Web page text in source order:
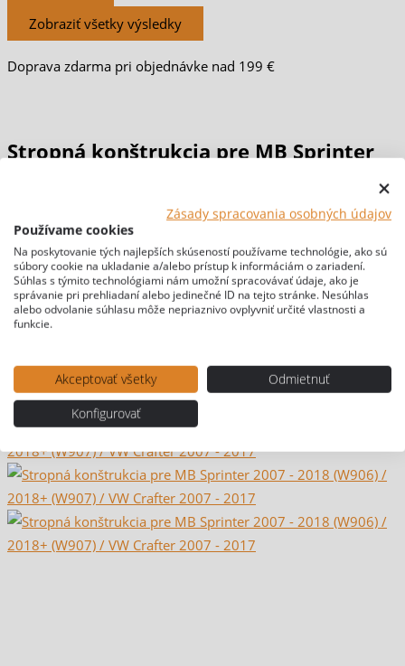
Zobraziť všetky výsledky
Doprava zdarma pri objednávke nad 199 €
Stropná konštrukcia pre MB Sprinter
2007 – 2018 (W906) / 2018+ (W907) / VW
Crafter 2007 – 2017
Domov/PRESTAVBY & MATERIÁLY/NOSNÉ
KONŠTRUKCIE / Stropná konštrukcia pre MB Sprinter 2007 –
2018 (W906) / 2018+ (W907) / VW Crafter 2007 – 2017
Zásady spracovania osobných údajov
Používame cookies
Na poskytovanie tých najlepších skúseností používame technológie, ako sú
súbory cookie na ukladanie a/alebo prístup k informáciám o zariadení.
Súhlas s týmito technológiami nám umožní spracovávať údaje, ako je
správanie pri prehliadaní alebo jedinečné ID na tejto stránke. Nesúhlas
alebo odvolanie súhlasu môže nepriaznivo ovplyvniť určité vlastnosti a
funkcie.
Akceptovať všetky
Odmietnuť
Konfigurovať